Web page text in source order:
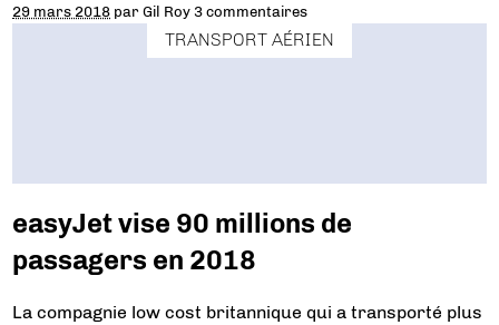
29 mars 2018 parGil Roy 3 commentaires
TRANSPORT AÉRIEN
easyJet vise 90 millions de
passagers en 2018
La compagnie low cost britannique qui a transporté plus